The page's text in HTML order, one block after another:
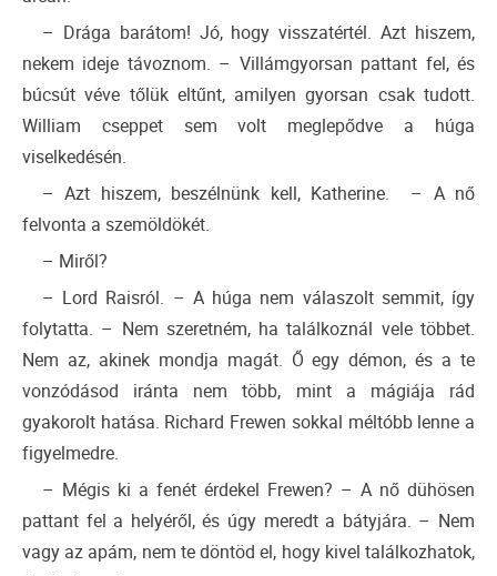
– Drága barátom! Jó, hogy visszatértél. Azt hiszem,
nekem ideje távoznom. – Villámgyorsan pattant fel, és
búcsút véve tőlük eltűnt, amilyen gyorsan csak tudott.
William cseppet sem volt meglepődve a húga
viselkedésén.
– Azt hiszem, beszélnünk kell, Katherine. – A nő
felvonta a szemöldökét.
– Miről?
– Lord Raisról. – A húga nem válaszolt semmit, így
folytatta. – Nem szeretném, ha találkoznál vele többet.
Nem az, akinek mondja magát. Ő egy démon, és a te
vonzódásod iránta nem több, mint a mágiája rád
gyakorolt hatása. Richard Frewen sokkal méltóbb lenne a
figyelmedre.
– Mégis ki a fenét érdekel Frewen? – A nő dühösen
pattant fel a helyéről, és úgy meredt a bátyjára. – Nem
vagy az apám, nem te döntöd el, hogy kivel találkozhatok,